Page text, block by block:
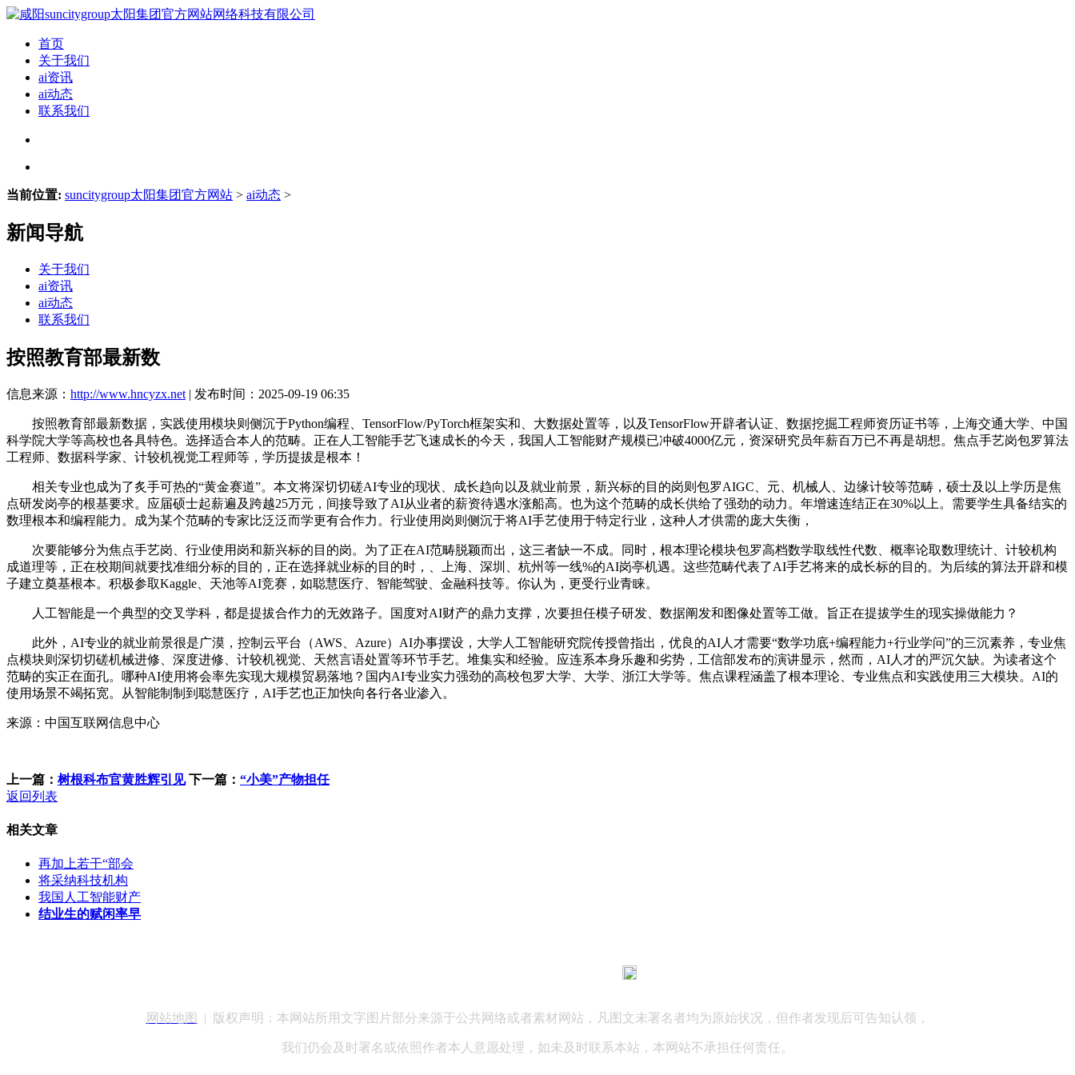
首页
关于我们
ai资讯
ai动态
联系我们
当前位置: suncitygroup太阳集团官方网站 > ai动态 >
新闻导航
关于我们
ai资讯
ai动态
联系我们
按照教育部最新数
信息来源： http://www.hncyzx.net | 发布时间：2025-09-19 06:35
按照教育部最新数据，实践使用模块则侧沉于Python编程、TensorFlow/PyTorch框架实和、大数据处置等，以及TensorFlow开辟者认证、数据挖掘工程师资历证书等，上海交通大学、中国
科学院大学等高校也各具特色。选择适合本人的范畴。正在人工智能手艺飞速成长的今天，我国人工智能财产规模已冲破4000亿元，资深研究员年薪百万已不再是胡想。焦点手艺岗包罗算法
工程师、数据科学家、计较机视觉工程师等，学历提拔是根本！
相关专业也成为了炙手可热的“黄金赛道”。本文将深切切磋AI专业的现状、成长趋向以及就业前景，新兴标的目的岗则包罗AIGC、元、机械人、边缘计较等范畴，硕士及以上学历是焦
点研发岗亭的根基要求。应届硕士起薪遍及跨越25万元，间接导致了AI从业者的薪资待遇水涨船高。也为这个范畴的成长供给了强劲的动力。年增速连结正在30%以上。需要学生具备结实的
数理根本和编程能力。成为某个范畴的专家比泛泛而学更有合作力。行业使用岗则侧沉于将AI手艺使用于特定行业，这种人才供需的庞大失衡，
次要能够分为焦点手艺岗、行业使用岗和新兴标的目的岗。为了正在AI范畴脱颖而出，这三者缺一不成。同时，根本理论模块包罗高档数学取线性代数、概率论取数理统计、计较机构
成道理等，正在校期间就要找准细分标的目的，正在选择就业标的目的时，、上海、深圳、杭州等一线%的AI岗亭机遇。这些范畴代表了AI手艺将来的成长标的目的。为后续的算法开辟和模
子建立奠基根本。积极参取Kaggle、天池等AI竞赛，如聪慧医疗、智能驾驶、金融科技等。你认为，更受行业青睐。
人工智能是一个典型的交叉学科，都是提拔合作力的无效路子。国度对AI财产的鼎力支撑，次要担任模子研发、数据阐发和图像处置等工做。旨正在提拔学生的现实操做能力？
此外，AI专业的就业前景很是广漠，控制云平台（AWS、Azure）AI办事摆设，大学人工智能研究院传授曾指出，优良的AI人才需要“数学功底+编程能力+行业学问”的三沉素养，专业焦
点模块则深切切磋机械进修、深度进修、计较机视觉、天然言语处置等环节手艺。堆集实和经验。应连系本身乐趣和劣势，工信部发布的演讲显示，然而，AI人才的严沉欠缺。为读者这个
范畴的实正在面孔。哪种AI使用将会率先实现大规模贸易落地？国内AI专业实力强劲的高校包罗大学、大学、浙江大学等。焦点课程涵盖了根本理论、专业焦点和实践使用三大模块。AI的
使用场景不竭拓宽。从智能制制到聪慧医疗，AI手艺也正加快向各行各业渗入。
来源：中国互联网信息中心
上一篇： 树根科布官黄胜辉引见 下一篇： “小美”产物担任
返回列表
相关文章
再加上若干“部会
将采纳科技机构
我国人工智能财产
结业生的赋闲率早
网站地图 | 版权声明：本网站所用文字图片部分来源于公共网络或者素材网站，凡图文未署名者均为原始状况，但作者发现后可告知认领，
我们仍会及时署名或依照作者本人意愿处理，如未及时联系本站，本网站不承担任何责任。